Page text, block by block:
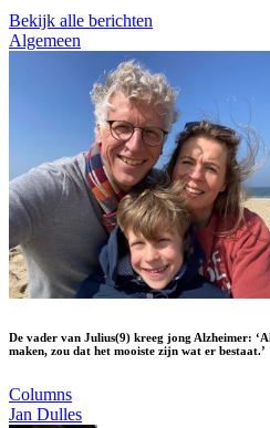
Bekijk alle berichten
Algemeen
De vader van Julius(9) kreeg jong Alzheimer:
maken, zou dat het mooiste zijn wat er bestaat.’
Columns
Jan Dulles